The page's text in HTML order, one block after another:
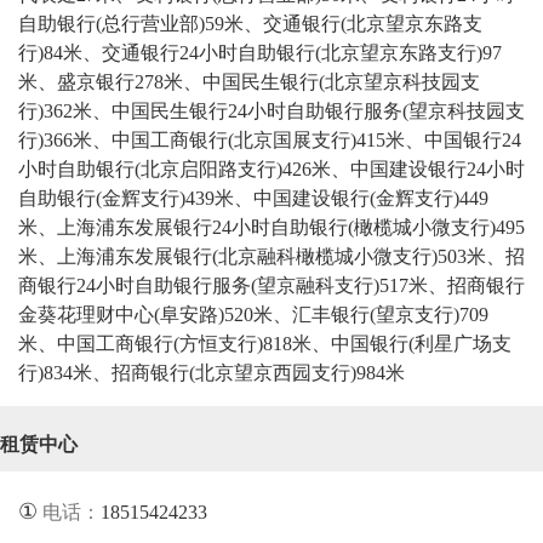
自助银行(总行营业部)59米、交通银行(北京望京东路支
行)84米、交通银行24小时自助银行(北京望京东路支行)97
米、盛京银行278米、中国民生银行(北京望京科技园支
行)362米、中国民生银行24小时自助银行服务(望京科技园支
行)366米、中国工商银行(北京国展支行)415米、中国银行24
小时自助银行(北京启阳路支行)426米、中国建设银行24小时
自助银行(金辉支行)439米、中国建设银行(金辉支行)449
米、上海浦东发展银行24小时自助银行(橄榄城小微支行)495
米、上海浦东发展银行(北京融科橄榄城小微支行)503米、招
商银行24小时自助银行服务(望京融科支行)517米、招商银行
金葵花理财中心(阜安路)520米、汇丰银行(望京支行)709
米、中国工商银行(方恒支行)818米、中国银行(利星广场支
行)834米、招商银行(北京望京西园支行)984米
租赁中心
① 电话： 18515424233